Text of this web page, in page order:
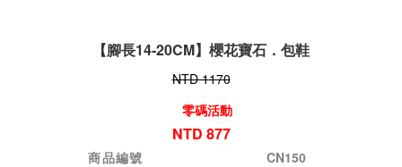
【腳長14-20CM】櫻花寶石．包鞋
NTD 1170
零碼活動
NTD 877
商品編號
CN150